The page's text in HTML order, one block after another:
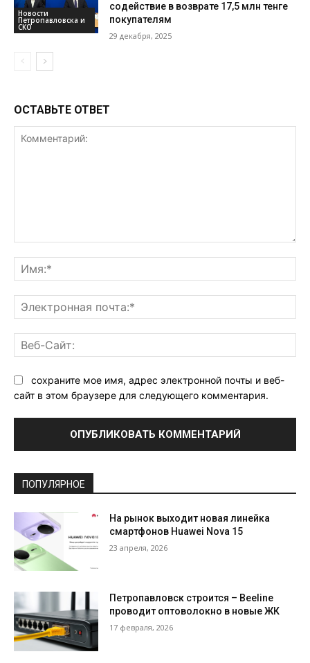
Новости
Петропавловска и
СКО
содействие в возврате 17,5 млн тенге
покупателям
29 декабря, 2025
ОСТАВЬТЕ ОТВЕТ
сохраните мое имя, адрес электронной почты и веб-
сайт в этом браузере для следующего комментария.
ПОПУЛЯРНОЕ
На рынок выходит новая линейка
смартфонов Huawei Nova 15
23 апреля, 2026
Петропавловск строится – Beeline
проводит оптоволокно в новые ЖК
17 февраля, 2026